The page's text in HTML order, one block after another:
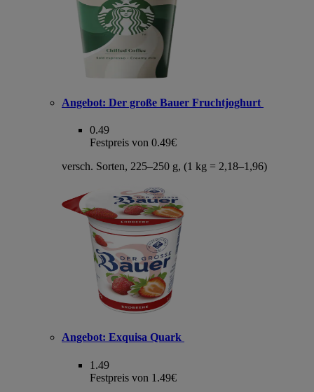
Angebot: Der große Bauer Fruchtjoghurt
0.49
Festpreis von 0.49€
versch. Sorten, 225–250 g, (1 kg = 2,18–1,96)
Angebot: Exquisa Quark
1.49
Festpreis von 1.49€